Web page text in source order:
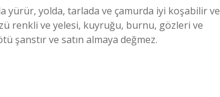
yürür, yolda, tarlada ve çamurda iyi koşabilir ve
renkli ve yelesi, kuyruğu, burnu, gözleri ve
şanstır ve satın almaya değmez.